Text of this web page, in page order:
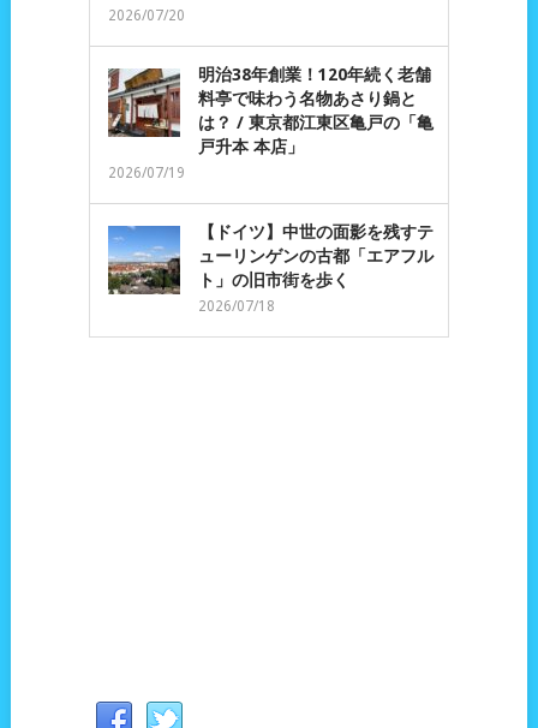
2026/07/20
明治38年創業！120年続く老舗
料亭で味わう名物あさり鍋と
は？ / 東京都江東区亀戸の「亀
戸升本 本店」
2026/07/19
【ドイツ】中世の面影を残すテ
ューリンゲンの古都「エアフル
ト」の旧市街を歩く
2026/07/18